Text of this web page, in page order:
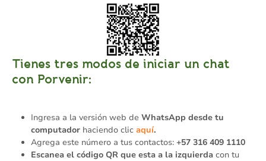
Tienes tres modos de iniciar un chat
con Porvenir:
Ingresa a la versión web de WhatsApp desde tu
computador haciendo clic aquí.
Agrega este número a tus contactos: +57 316 409 1110
Escanea el código QR que esta a la izquierda con tu